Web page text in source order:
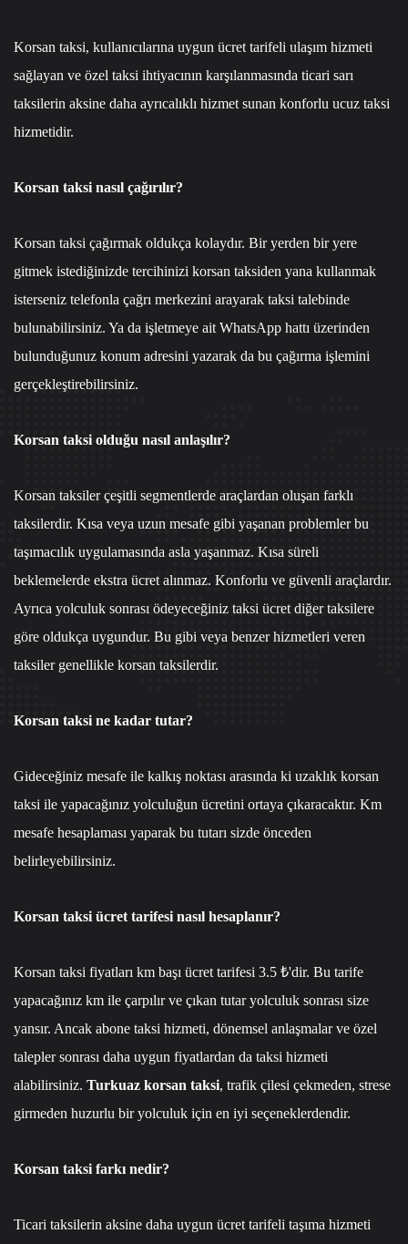
Korsan taksi, kullanıcılarına uygun ücret tarifeli ulaşım hizmeti
sağlayan ve özel taksi ihtiyacının karşılanmasında ticari sarı
taksilerin aksine daha ayrıcalıklı hizmet sunan konforlu ucuz taksi
hizmetidir.
Korsan taksi nasıl çağırılır?
Korsan taksi çağırmak oldukça kolaydır. Bir yerden bir yere
gitmek istediğinizde tercihinizi korsan taksiden yana kullanmak
isterseniz telefonla çağrı merkezini arayarak taksi talebinde
bulunabilirsiniz. Ya da işletmeye aitWhatsApp hattı üzerinden
bulunduğunuz konum adresini yazarak da bu çağırma işlemini
gerçekleştirebilirsiniz.
Korsan taksi olduğu nasıl anlaşılır?
Korsan taksiler çeşitli segmentlerde araçlardan oluşan farklı
taksilerdir. Kısa veya uzun mesafe gibi yaşanan problemler bu
taşımacılık uygulamasında asla yaşanmaz. Kısa süreli
beklemelerde ekstra ücret alınmaz. Konforlu ve güvenli araçlardır.
Ayrıca yolculuk sonrası ödeyeceğiniz taksi ücret diğer taksilere
göre oldukça uygundur. Bu gibi veya benzer hizmetleri veren
taksiler genellikle korsan taksilerdir.
Korsan taksi ne kadar tutar?
Gideceğiniz mesafe ile kalkış noktası arasında ki uzaklık korsan
taksi ile yapacağınız yolculuğun ücretini ortaya çıkaracaktır. Km
mesafe hesaplaması yaparak bu tutarı sizde önceden
belirleyebilirsiniz.
Korsan taksi ücret tarifesi nasıl hesaplanır?
Korsan taksi fiyatları km başı ücret tarifesi 3.5 ₺'dir. Bu tarife
yapacağınız km ile çarpılır ve çıkan tutar yolculuk sonrası size
yansır. Ancak abone taksi hizmeti, dönemsel anlaşmalar ve özel
talepler sonrası daha uygun fiyatlardan da taksi hizmeti
alabilirsiniz. Turkuaz korsan taksi, trafik çilesi çekmeden, strese
girmeden huzurlu bir yolculuk için en iyi seçeneklerdendir.
Korsan taksi farkı nedir?
Ticari taksilerin aksine daha uygun ücret tarifeli taşıma hizmeti